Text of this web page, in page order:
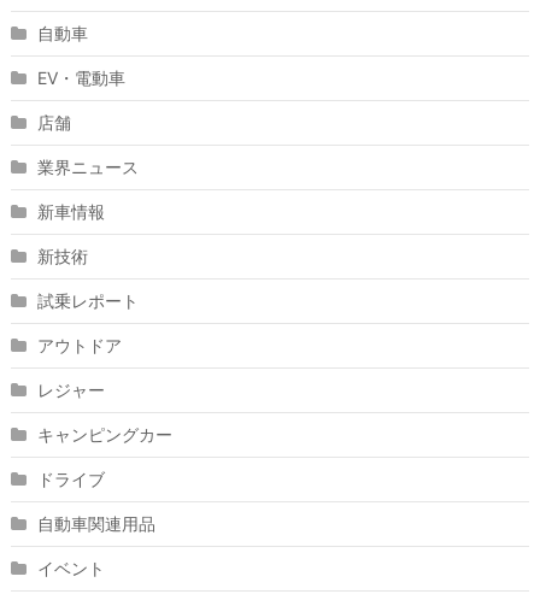
自動車
EV・電動車
店舗
業界ニュース
新車情報
新技術
試乗レポート
アウトドア
レジャー
キャンピングカー
ドライブ
自動車関連用品
イベント